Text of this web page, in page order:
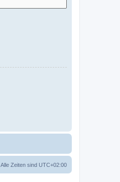
Alle Zeiten sind UTC+02:00